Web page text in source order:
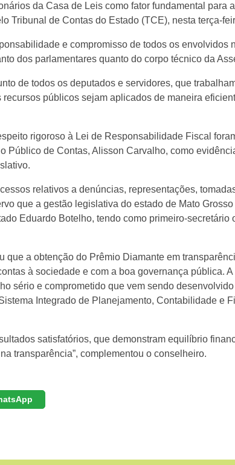
da Casa de Leis como fator fundamental para
Tribunal de Contas do Estado (TCE), nesta terça-
e compromisso de todos os envolvidos
dos parlamentares quanto do corpo técnico da
de todos os deputados e servidores, que
públicos sejam aplicados de maneira
rigoroso à Lei de Responsabilidade Fiscal
Público de Contas, Alisson Carvalho, como
relativos a denúncias, representações,
que a gestão legislativa do estado de Mato
Eduardo Botelho, tendo como primeiro-secretário
que a obtenção do Prêmio Diamante em
à sociedade e com a boa governança pública. A
sério e comprometido que vem sendo
Integrado de Planejamento, Contabilidade e
satisfatórios, que demonstram equilíbrio
transparência”, complementou o conselheiro.